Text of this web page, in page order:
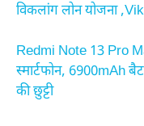
विकलांग लोन योजना
Redmi Note 13 Pro
स्मार्टफोन, 6900mAh
की छुट्टी